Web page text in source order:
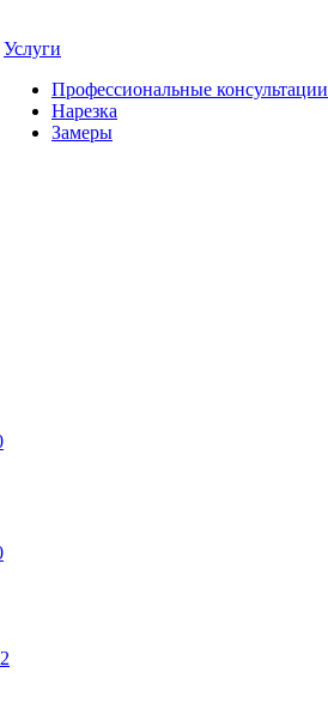
Услуги
Профессиональные консультации
Нарезка
Замеры